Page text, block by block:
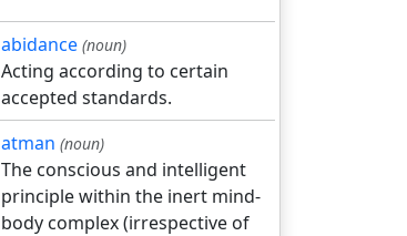
abidance (noun)
Acting according to certain
accepted standards.
atman (noun)
The conscious and intelligent
principle within the inert mind-
body complex (irrespective of